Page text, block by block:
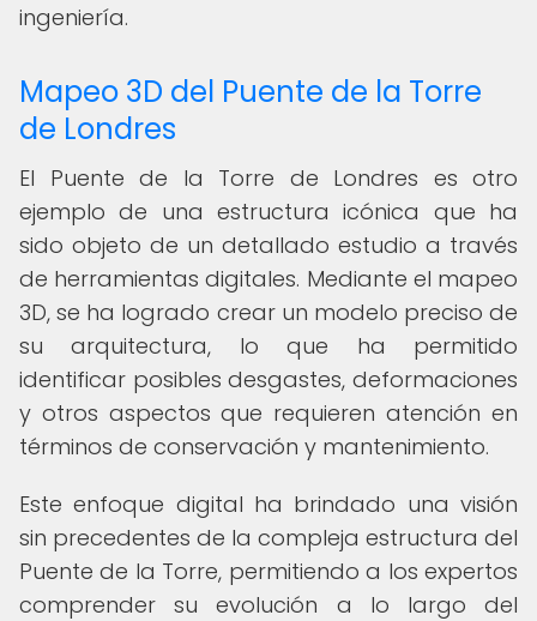
ingeniería.
Mapeo 3D del Puente de la Torre
de Londres
El Puente de la Torre de Londres es otro
ejemplo de una estructura icónica que ha
sido objeto de un detallado estudio a través
de herramientas digitales. Mediante el mapeo
3D, se ha logrado crear un modelo preciso de
su arquitectura, lo que ha permitido
identificar posibles desgastes, deformaciones
y otros aspectos que requieren atención en
términos de conservación y mantenimiento.
Este enfoque digital ha brindado una visión
sin precedentes de la compleja estructura del
Puente de la Torre, permitiendo a los expertos
comprender su evolución a lo largo del